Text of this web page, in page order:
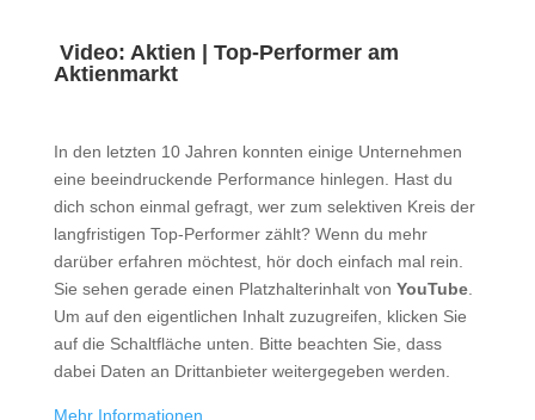
️ Video: Aktien | Top-Performer am
Aktienmarkt
In den letzten 10 Jahren konnten einige Unternehmen
eine beeindruckende Performance hinlegen. Hast du
dich schon einmal gefragt, wer zum selektiven Kreis der
langfristigen Top-Performer zählt? Wenn du mehr
darüber erfahren möchtest, hör doch einfach mal rein.
Sie sehen gerade einen Platzhalterinhalt von YouTube.
Um auf den eigentlichen Inhalt zuzugreifen, klicken Sie
auf die Schaltfläche unten. Bitte beachten Sie, dass
dabei Daten an Drittanbieter weitergegeben werden.
Mehr Informationen